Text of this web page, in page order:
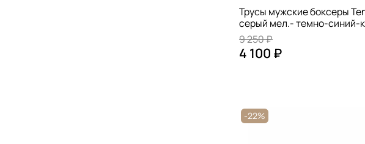
Трусы мужские боксеры
серый мел.- темно-синий-
9 250 ₽
4 100 ₽
-22%